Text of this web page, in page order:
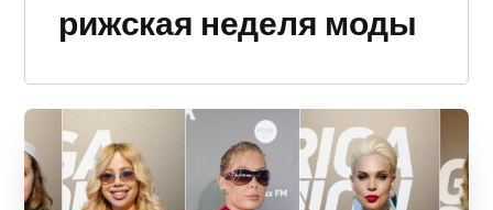
рижская неделя моды